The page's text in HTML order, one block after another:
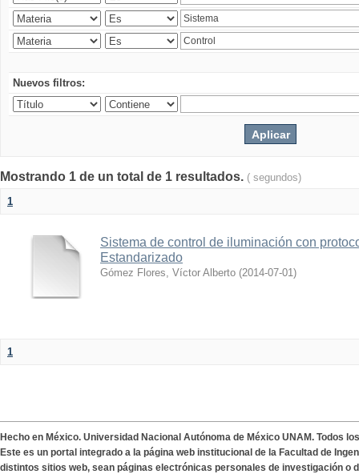
Nuevos filtros:
Mostrando 1 de un total de 1 resultados. ( segundos)
1
Sistema de control de iluminación con
Estandarizado
Gómez Flores, Víctor Alberto (2014-07-01)
1
Hecho en México. Universidad Nacional Autónoma de México UNAM. Todos
Este es un portal integrado a la página web institucional de la Facultad de
distintos sitios web, sean páginas electrónicas personales de investigación o